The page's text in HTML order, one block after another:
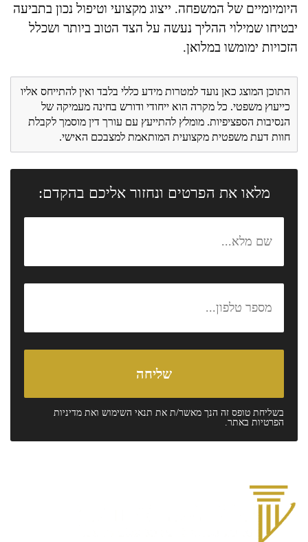
היומיומיים של המשפחה. ייצוג מקצועי וטיפול נכון בתביעה
יבטיחו שמילוי ההליך נעשה על הצד הטוב ביותר ושכלל
הזכויות ימומשו במלואן.
התוכן המוצג כאן נועד למטרות מידע כללי בלבד ואין להתייחס אליו
כייעוץ משפטי. כל מקרה הוא ייחודי ודורש בחינה מעמיקה של
הנסיבות הספציפיות. מומלץ להתייעץ עם עורך דין מוסמך לקבלת
חוות דעת משפטית מקצועית המותאמת למצבכם האישי.
מלאו את הפרטים ונחזור אליכם בהקדם:
בשליחת טופס זה הנך מאשר/ת את תנאי השימוש ואת מדיניות
הפרטיות באתר.